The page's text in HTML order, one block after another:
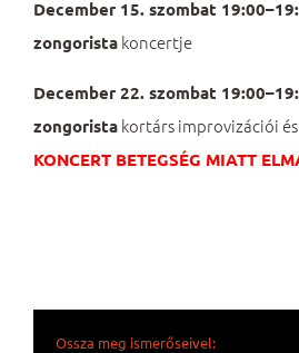
December 15. szombat
zongorista koncertje
December 22. szombat
zongorista kortárs improvizációi
KONCERT BETEGSÉG MIATT
Ossza meg ismerőseivel: